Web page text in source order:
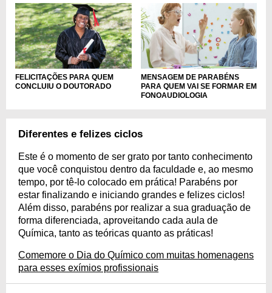
FELICITAÇÕES PARA QUEM
CONCLUIU O DOUTORADO
MENSAGEM DE PARABÉNS
PARA QUEM VAI SE FORMAR EM
FONOAUDIOLOGIA
Diferentes e felizes ciclos
Este é o momento de ser grato por tanto conhecimento
que você conquistou dentro da faculdade e, ao mesmo
tempo, por tê-lo colocado em prática! Parabéns por
estar finalizando e iniciando grandes e felizes ciclos!
Além disso, parabéns por realizar a sua graduação de
forma diferenciada, aproveitando cada aula de
Química, tanto as teóricas quanto as práticas!
Comemore o Dia do Químico com muitas homenagens
para esses exímios profissionais